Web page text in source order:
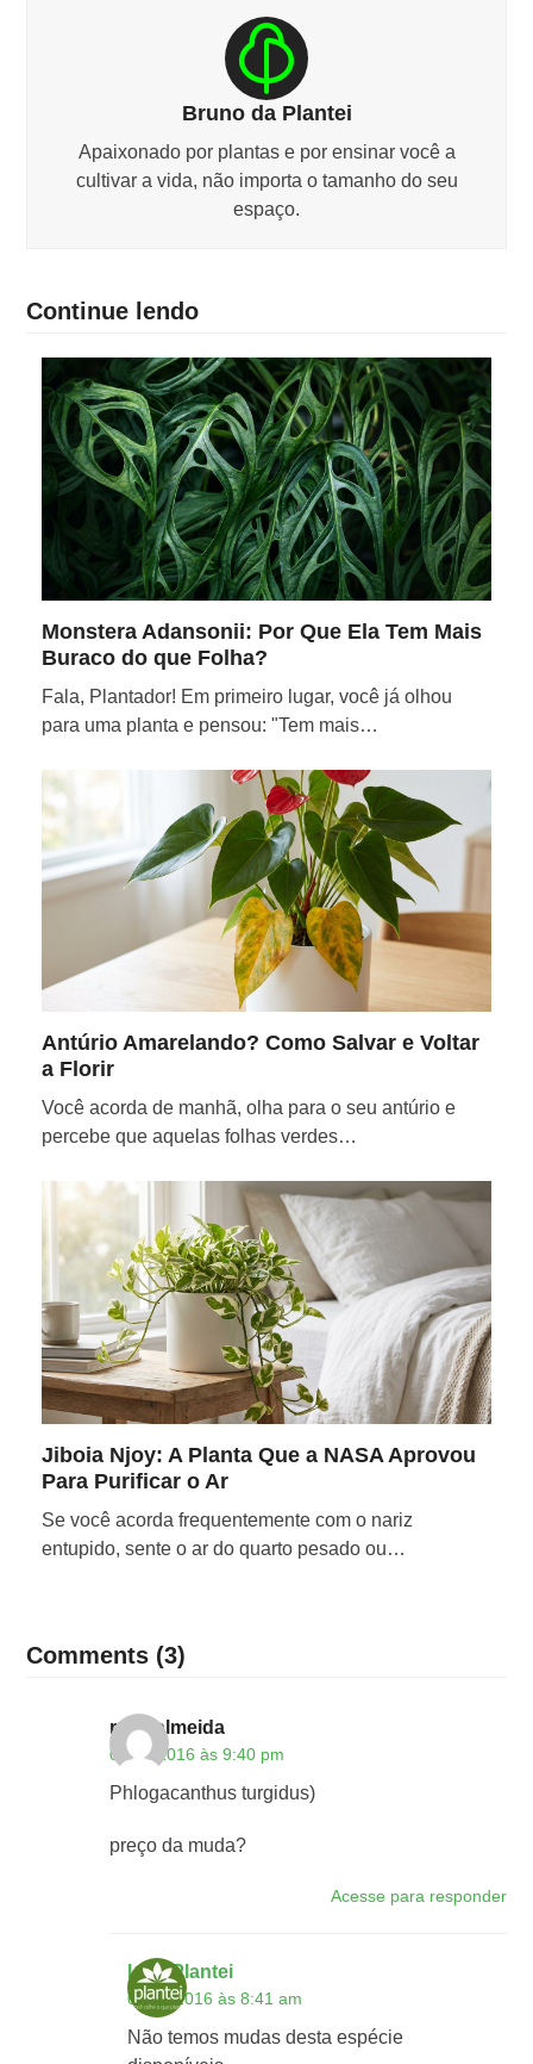
Bruno da Plantei
Apaixonado por plantas e por ensinar você a
cultivar a vida, não importa o tamanho do seu
espaço.
Continue lendo
Monstera Adansonii: Por Que Ela Tem Mais
Buraco do que Folha?
Fala, Plantador! Em primeiro lugar, você já olhou
para uma planta e pensou: "Tem mais…
Antúrio Amarelando? Como Salvar e Voltar
a Florir
Você acorda de manhã, olha para o seu antúrio e
percebe que aquelas folhas verdes…
Jiboia Njoy: A Planta Que a NASA Aprovou
Para Purificar o Ar
Se você acorda frequentemente com o nariz
entupido, sente o ar do quarto pesado ou…
Comments (3)
rose almeida
04/07/2016 às 9:40 pm
Phlogacanthus turgidus)
preço da muda?
Acesse para responder
Loja Plantei
05/07/2016 às 8:41 am
Não temos mudas desta espécie